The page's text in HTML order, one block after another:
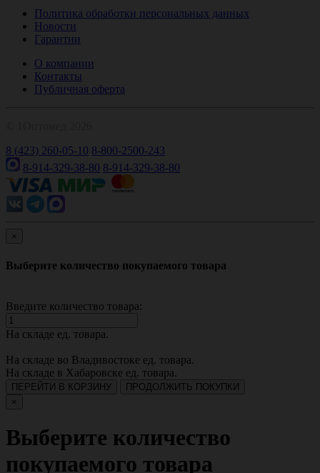
Политика обработки персональных данных
Новости
Гарантии
О компании
Контакты
Публичная оферта
8 (423) 260-05-10 8-800-2500-243
8-914-329-38-80 8-914-329-38-80
×
Выберите количество покупаемого товара
Введите количество товара:
На складе ед. товара.
На складе во Владивостоке ед. товара.
На складе в Хабаровске ед. товара.
ПЕРЕЙТИ В КОРЗИНУ
ПРОДОЛЖИТЬ ПОКУПКИ
×
Выберите количество
покупаемого товара